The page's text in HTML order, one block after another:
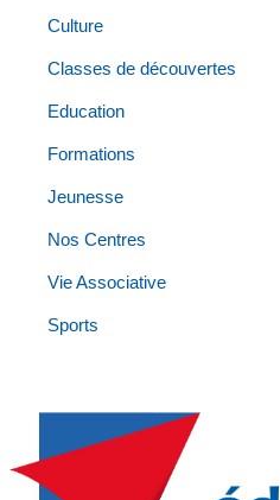
Culture
Classes de découvertes
Education
Formations
Jeunesse
Nos Centres
Vie Associative
Sports